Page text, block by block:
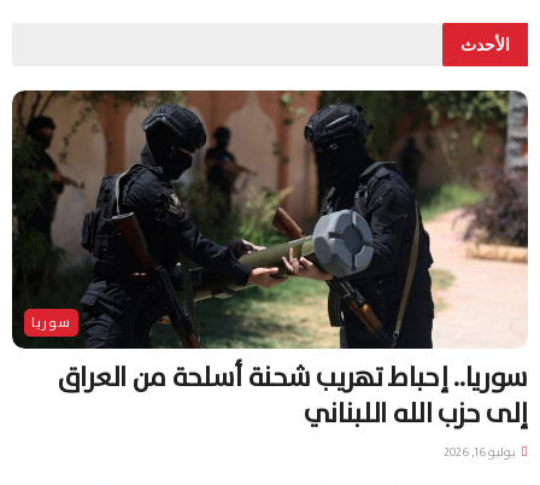
الأحدث
سوريا
سوريا.. إحباط تهريب شحنة أسلحة من العراق
إلى حزب الله اللبناني
يوليو 16, 2026